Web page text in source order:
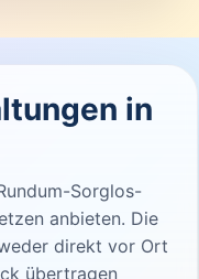
in
Sorglos-
anbieten. Die
direkt vor Ort
übertragen